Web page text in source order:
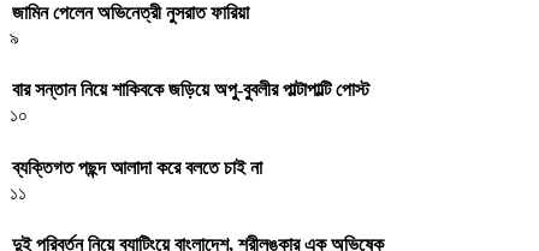
জামিন পেলেন অভিনেত্রী নুসরাত ফারিয়া
৯
বার সন্তান নিয়ে শাকিবকে জড়িয়ে অপু-বুবলীর পাল্টাপাল্টি পোস্ট
১০
ব্যক্তিগত পছন্দ আলাদা করে বলতে চাই না
১১
দুই পরিবর্তন নিয়ে ব্যাটিংয়ে বাংলাদেশ, শ্রীলঙ্কার এক অভিষেক